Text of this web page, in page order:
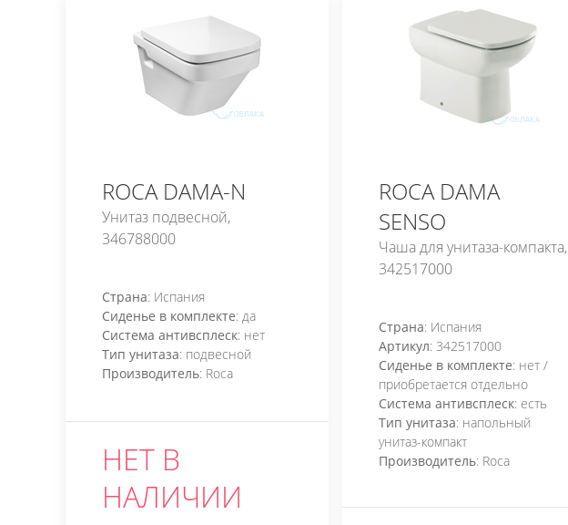
ROCA DAMA-N
Унитаз подвесной,
346788000
Страна: Испания
Сиденье в комплекте: да
Система антивсплеск: нет
Тип унитаза: подвесной
Производитель: Roca
НЕТ В
НАЛИЧИИ
ROCA DAMA
SENSO
Чаша для унитаза-компакта,
342517000
Страна: Испания
Артикул: 342517000
Сиденье в комплекте: нет /
приобретается отдельно
Система антивсплеск: есть
Тип унитаза: напольный
унитаз-компакт
Производитель: Roca